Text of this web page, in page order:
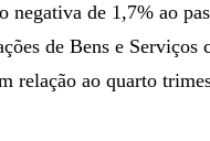
negativa de 1,7% ao
de Bens e Serviços
relação ao quarto